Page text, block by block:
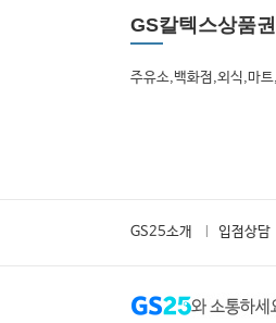
GS칼텍스상품권
주유소,백화점,외식,마
GS25소개 입점상담